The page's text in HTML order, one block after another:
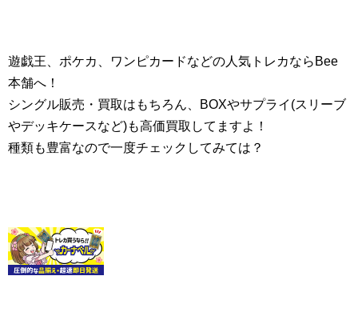
遊戯王、ポケカ、ワンピカードなどの人気トレカならBee
本舗へ！
シングル販売・買取はもちろん、BOXやサプライ(スリーブ
やデッキケースなど)も高価買取してますよ！
種類も豊富なので一度チェックしてみては？